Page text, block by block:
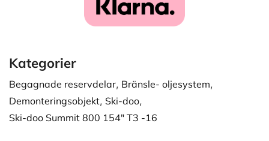
Kategorier
Begagnade reservdelar, Bränsle- oljesystem,
Demonteringsobjekt, Ski-doo,
Ski-doo Summit 800 154" T3 -16